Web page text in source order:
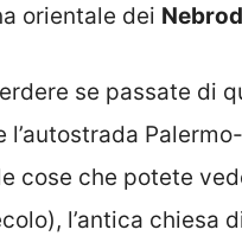
orientale dei
se passate di
cose che potete
l’antica chiesa